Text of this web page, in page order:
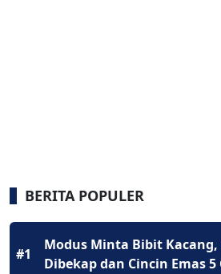
BERITA POPULER
#1
Modus Minta Bibit
Dibekap dan Cincin Emas